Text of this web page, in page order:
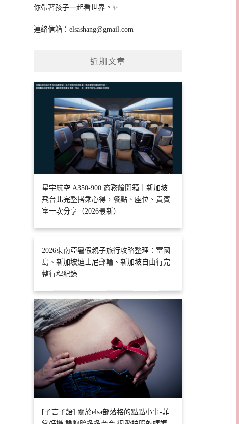
你帶著孩子一起看世界。✨
連絡信箱：elsashang@gmail.com
近期文章
星宇航空 A350-900 商務艙開箱｜新加坡
飛台北完整搭乘心得，餐點、座位、貴賓
室一次分享（2026最新）
2026東南亞暑假親子旅行攻略整理：富國
島、新加坡迪士尼郵輪、新加坡自由行完
整行程紀錄
[子言子語] 關於elsa部落格的點點小事-菲